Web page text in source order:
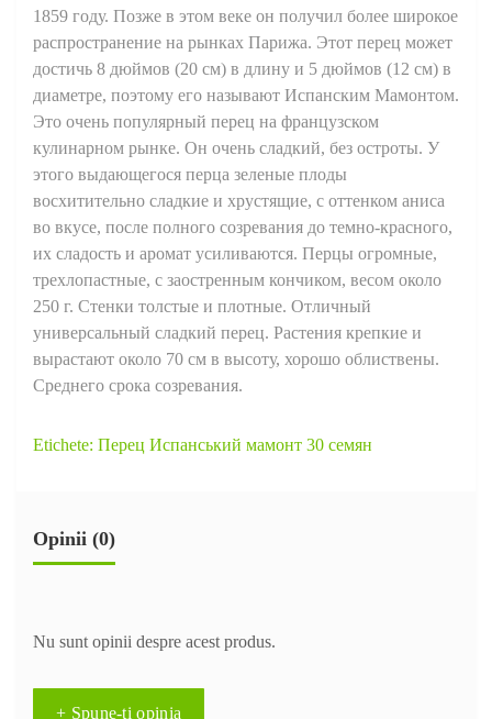
1859 году. Позже в этом веке он получил более широкое
распространение на рынках Парижа. Этот перец может
достичь 8 дюймов (20 см) в длину и 5 дюймов (12 см) в
диаметре, поэтому его называют Испанским Мамонтом.
Это очень популярный перец на французском
кулинарном рынке. Он очень сладкий, без остроты. У
этого выдающегося перца зеленые плоды
восхитительно сладкие и хрустящие, с оттенком аниса
во вкусе, после полного созревания до темно-красного,
их сладость и аромат усиливаются. Перцы огромные,
трехлопастные, с заостренным кончиком, весом около
250 г. Стенки толстые и плотные. Отличный
универсальный сладкий перец. Растения крепкие и
вырастают около 70 см в высоту, хорошо облиствены.
Среднего срока созревания.
Etichete: Перец Испанський мамонт 30 семян
Opinii (0)
Nu sunt opinii despre acest produs.
+ Spune-ţi opinia